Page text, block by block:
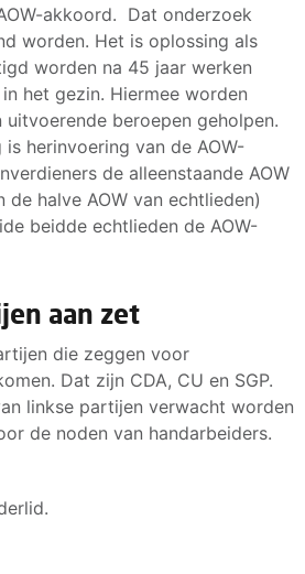
akkoord. Dat onderzoek
worden. Het is oplossing als
worden na 45 jaar werken
het gezin. Hiermee worden
beroepen geholpen.
is herinvoering van de AOW-
de alleenstaande AOW
de halve AOW van echtlieden)
beidde echtlieden de AOW-
aan zet
die zeggen voor
Dat zijn CDA, CU en SGP.
linkse partijen verwacht worden
de noden van handarbeiders.